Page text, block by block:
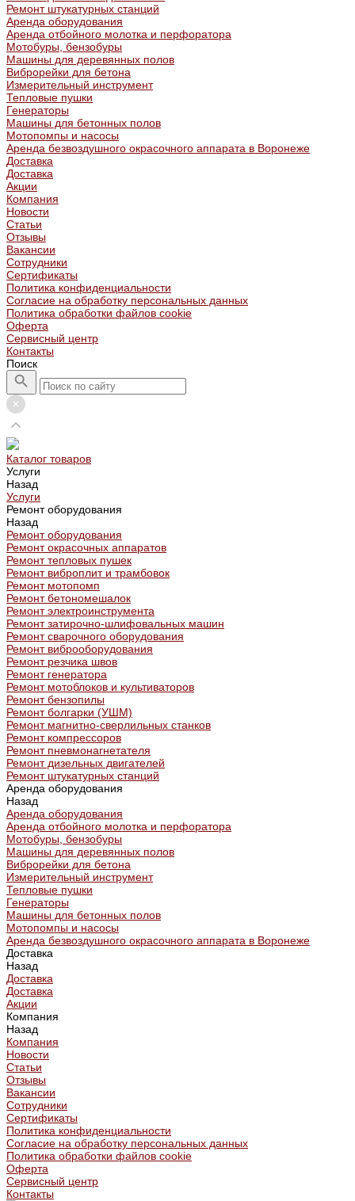
Ремонт штукатурных станций
Аренда оборудования
Аренда отбойного молотка и перфоратора
Мотобуры, бензобуры
Машины для деревянных полов
Виброрейки для бетона
Измерительный инструмент
Тепловые пушки
Генераторы
Машины для бетонных полов
Мотопомпы и насосы
Аренда безвоздушного окрасочного аппарата в Воронеже
Доставка
Доставка
Акции
Компания
Новости
Статьи
Отзывы
Вакансии
Сотрудники
Сертификаты
Политика конфиденциальности
Согласие на обработку персональных данных
Политика обработки файлов cookie
Оферта
Сервисный центр
Контакты
Поиск
Каталог товаров
Услуги
Назад
Услуги
Ремонт оборудования
Назад
Ремонт оборудования
Ремонт окрасочных аппаратов
Ремонт тепловых пушек
Ремонт виброплит и трамбовок
Ремонт мотопомп
Ремонт бетономешалок
Ремонт электроинструмента
Ремонт затирочно-шлифовальных машин
Ремонт сварочного оборудования
Ремонт виброоборудования
Ремонт резчика швов
Ремонт генератора
Ремонт мотоблоков и культиваторов
Ремонт бензопилы
Ремонт болгарки (УШМ)
Ремонт магнитно-сверлильных станков
Ремонт компрессоров
Ремонт пневмонагнетателя
Ремонт дизельных двигателей
Ремонт штукатурных станций
Аренда оборудования
Назад
Аренда оборудования
Аренда отбойного молотка и перфоратора
Мотобуры, бензобуры
Машины для деревянных полов
Виброрейки для бетона
Измерительный инструмент
Тепловые пушки
Генераторы
Машины для бетонных полов
Мотопомпы и насосы
Аренда безвоздушного окрасочного аппарата в Воронеже
Доставка
Назад
Доставка
Доставка
Акции
Компания
Назад
Компания
Новости
Статьи
Отзывы
Вакансии
Сотрудники
Сертификаты
Политика конфиденциальности
Согласие на обработку персональных данных
Политика обработки файлов cookie
Оферта
Сервисный центр
Контакты